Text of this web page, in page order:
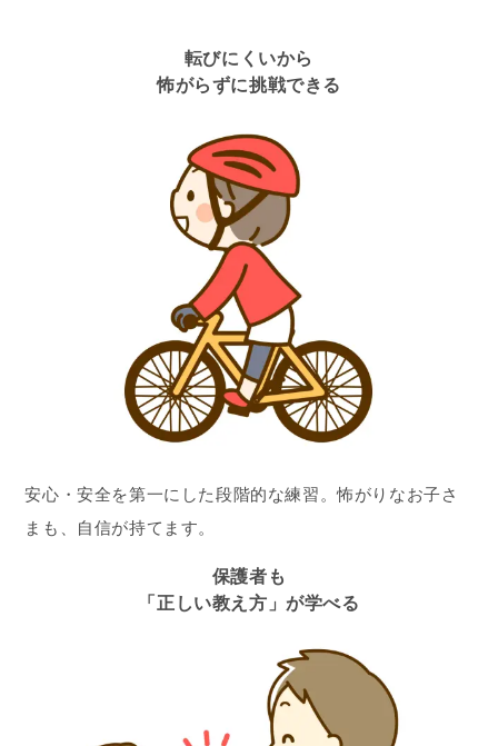
転びにくいから
怖がらずに挑戦できる
安心・安全を第一にした段階的な練習。怖がりなお子さ
まも、自信が持てます。
保護者も
「正しい教え方」が学べる